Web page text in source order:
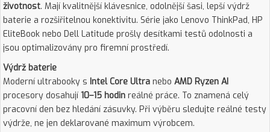
životnost. Mají kvalitnější klávesnice, odolnější šasi, lepší výdrž
baterie a rozšiřitelnou konektivitu. Série jako Lenovo ThinkPad, HP
EliteBook nebo Dell Latitude prošly desítkami testů odolnosti a
jsou optimalizovány pro firemní prostředí.
Výdrž baterie
Moderní ultrabooky s Intel Core Ultra nebo AMD Ryzen AI
procesory dosahují 10–15 hodin reálné práce. To znamená celý
pracovní den bez hledání zásuvky. Při výběru sledujte reálné testy
výdrže, ne jen deklarované maximum výrobcem.